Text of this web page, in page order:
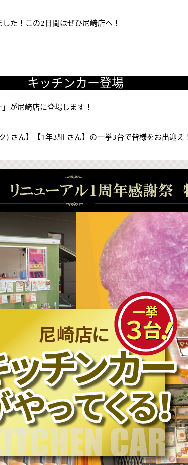
た！この2日間はぜひ尼崎店へ！
キッチンカー登場
が尼崎店に登場します！
) さん】【1年3組 さん】の一挙3台で皆様をお出迎え